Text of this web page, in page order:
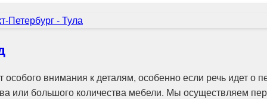
внимания к деталям, особенно если речь идет о
или большого количества мебели. Мы осуществляем